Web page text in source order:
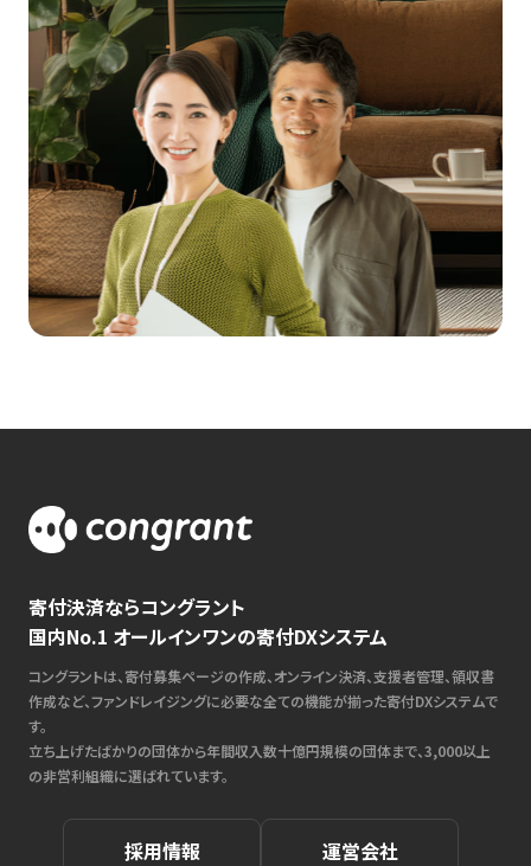
寄付決済ならコングラント
国内No.1 オールインワンの寄付DXシステム
コングラントは、寄付募集ページの作成、オンライン決済、支援者管理、領収書
作成など、ファンドレイジングに必要な全ての機能が揃った寄付DXシステムで
す。
立ち上げたばかりの団体から年間収入数十億円規模の団体まで、3,000以上
の非営利組織に選ばれています。
採用情報 運営会社